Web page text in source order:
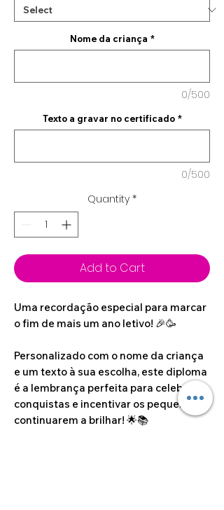
Nome da criança *
0/500
Texto a gravar no certificado *
0/500
Quantity *
Add to Cart
Uma recordação especial para marcar
o fim de mais um ano letivo! 🎉🥳
Personalizado com o nome da criança
e um texto à sua escolha, este diploma
é a lembrança perfeita para celebrar
conquistas e incentivar os pequenos a
continuarem a brilhar! 🌟📚